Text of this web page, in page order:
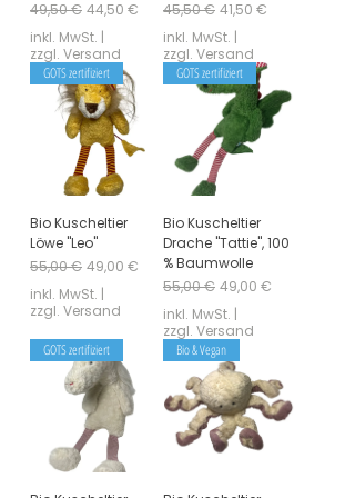
Standardpreis
49,50 € Sale-Preis
44,50 €
inkl. MwSt. |
zzgl. Versand
Standardpreis
45,50 € Sale-Preis
41,50 €
inkl. MwSt. |
zzgl. Versand
GOTS zertifiziert
Bio Kuscheltier
Löwe "Leo"
Standardpreis
55,00 € Sale-Preis
49,00 €
inkl. MwSt. |
zzgl. Versand
GOTS zertifiziert
Bio Kuscheltier
Drache "Tattie", 100
% Baumwolle
Standardpreis
55,00 € Sale-Preis
49,00 €
inkl. MwSt. |
zzgl. Versand
GOTS zertifiziert
Bio & Vegan